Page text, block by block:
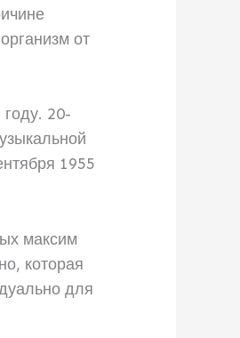
от
20-
1955
максим
которая
для